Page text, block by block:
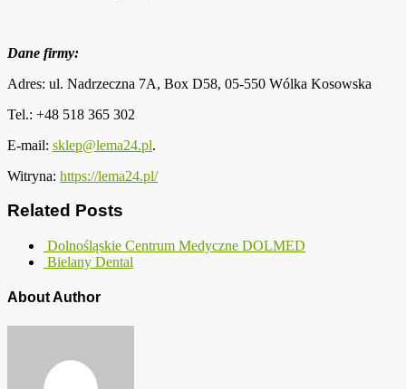
Dane firmy:
Adres: ul. Nadrzeczna 7A, Box D58, 05-550 Wólka Kosowska
Tel.: +48 518 365 302
E-mail: sklep@lema24.pl.
Witryna: https://lema24.pl/
Related Posts
Dolnośląskie Centrum Medyczne DOLMED
Bielany Dental
About Author